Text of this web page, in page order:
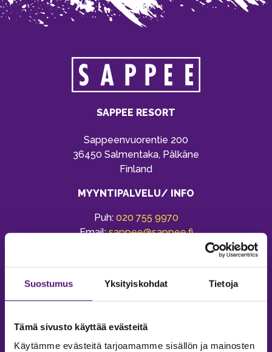
Suostumus Yksityiskohdat Tietoja
Tämä sivusto käyttää evästeitä
Käytämme evästeitä tarjoamamme sisällön ja mainosten
SAPPEE RESORT
Sappeenvuorentie 200
36450 Salmentaka, Pälkäne
Finland
MYYNTIPALVELU/ INFO
Puh: 020 755 9970
Email:sappee@sappee.fi